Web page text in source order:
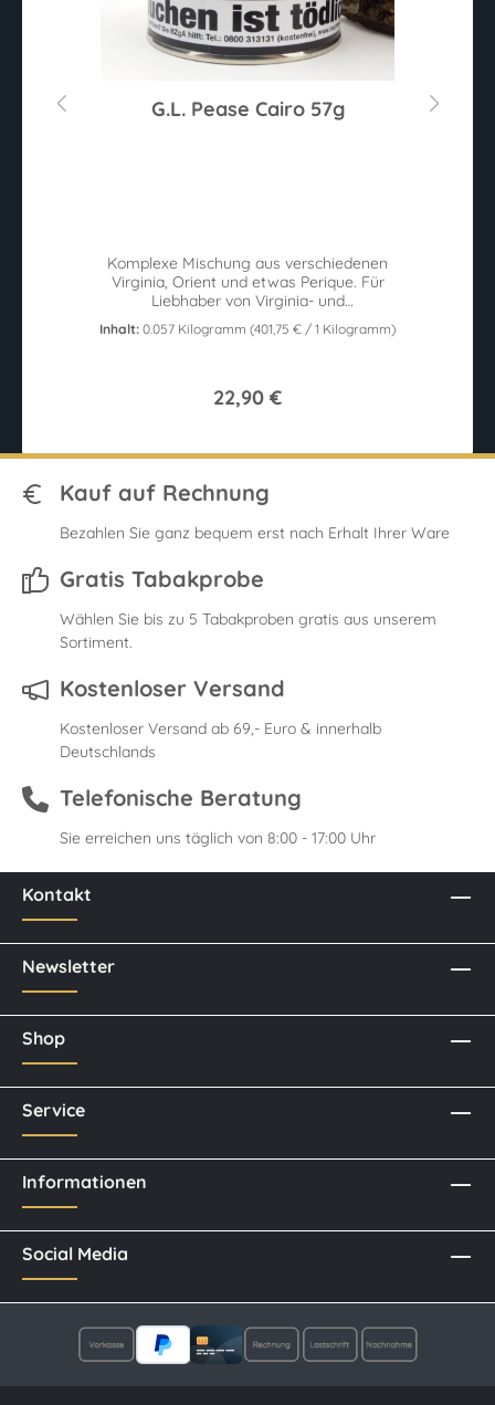
G.L. Pease Cairo 57g
Komplexe Mischung aus verschiedenen
Virginia, Orient und etwas Perique. Für
Liebhaber von Virginia- und
Orientmischungen gleichermaßen. 57g Dose
Inhalt: 0.057 Kilogramm (401,75 € / 1 Kilogramm)
22,90 €
Kauf auf Rechnung
Bezahlen Sie ganz bequem erst nach Erhalt Ihrer Ware
Gratis Tabakprobe
Wählen Sie bis zu 5 Tabakproben gratis aus unserem
Sortiment.
Kostenloser Versand
Kostenloser Versand ab 69,- Euro & innerhalb
Deutschlands
Telefonische Beratung
Sie erreichen uns täglich von 8:00 - 17:00 Uhr
Kontakt
Newsletter
Social Media
Shop
Service
Informationen